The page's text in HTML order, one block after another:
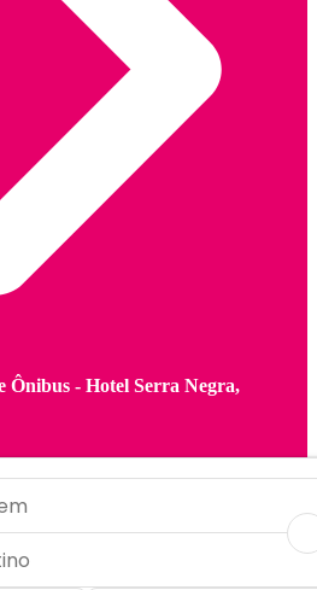
Ônibus - Hotel Serra Negra,